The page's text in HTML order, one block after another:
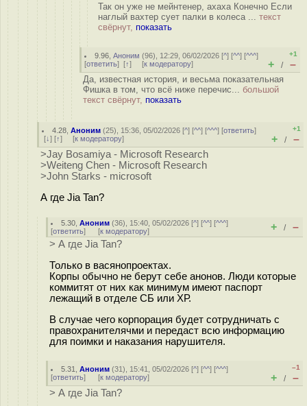
Так он уже не мейнтенер, ахаха Конечно Если
наглый вахтер сует палки в колеса ... текст
свёрнут, показать
9.96 ,Аноним (96), 12:29, 06/02/2026 [^] [^^] [^^^]
[ответить] [↑] [к модератору]
+1
+ / –
Да, известная история, и весьма показательная
Фишка в том, что всё ниже перечис... большой
текст свёрнут, показать
4.28 ,Аноним (25), 15:36, 05/02/2026 [^] [^^] [^^^] [ответить]
[↓] [↑] [к модератору]
+1
+ / –
>Jay Bosamiya - Microsoft Research
>Weiteng Chen - Microsoft Research
>John Starks - microsoft
А где Jia Tan?
5.30 ,Аноним (36), 15:40, 05/02/2026 [^] [^^] [^^^]
[ответить] [к модератору] + / –
> А где Jia Tan?
Только в васянопроектах.
Корпы обычно не берут себе анонов. Люди которые
коммитят от них как минимум имеют паспорт
лежащий в отделе СБ или ХР.
В случае чего корпорация будет сотрудничать с
правохранителячми и передаст всю информацию
для поимки и наказания нарушителя.
5.31 ,Аноним (31), 15:41, 05/02/2026 [^] [^^] [^^^]
[ответить] [к модератору]
–1
+ / –
> А где Jia Tan?